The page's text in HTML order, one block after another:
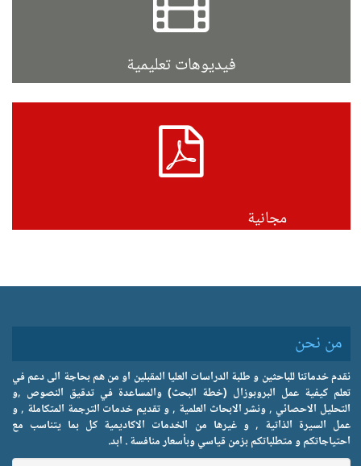
فيديوهات تعليمية
مجانية
من نحن
نقدم خدماتنا للباحثين و طلبة الدراسات العليا المقبلين او من هم بحاجة الى دعم في
تعلم كيفية عمل البروبوزال (خطة البحث) والمساعدة في تدقيق النصوص ,و
التحليل الاحصائي , ونشر الابحاث العلمية , و تقديم خدمات الترجمة المتكاملة , و
عمل السيرة الذاتية , و غيرها من الخدمات الاكاديمية كل بما يتناسب مع
احتياجاتكم و متطلباتكم بزمن قياسي وبأسعار منافسة . ابد.